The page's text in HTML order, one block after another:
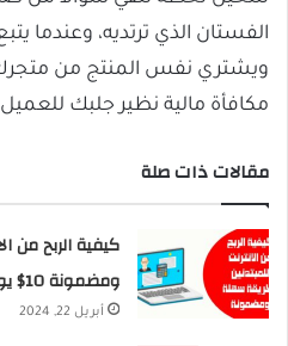
الفستان الذي ترتديه، وعندما
ويشتري نفس المنتج من
مكافأة مالية نظير جلبك
مقالات ذات صلة
كيفية الربح من
ومضمونة 10$ يوميا
أبريل 22, 2024